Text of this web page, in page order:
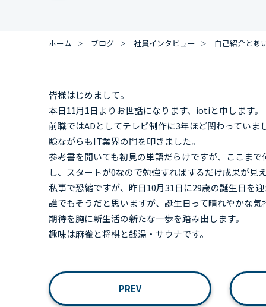
ホーム ブログ 社員インタビュー 自己紹介とあ
皆様はじめまして。
本日11月1日よりお世話になります、iotiと申します。
前職ではADとしてテレビ制作に3年ほど関わってい
験ながらもIT業界の門を叩きました。
参考書を開いても初見の単語だらけですが、ここま
し、スタートが0なので勉強すればするだけ成果が見
私事で恐縮ですが、昨日10月31日に29歳の誕生日を
誰でもそうだと思いますが、誕生日って晴れやかな気
期待を胸に新生活の新たな一歩を踏み出します。
趣味は麻雀と将棋と銭湯・サウナです。
PREV